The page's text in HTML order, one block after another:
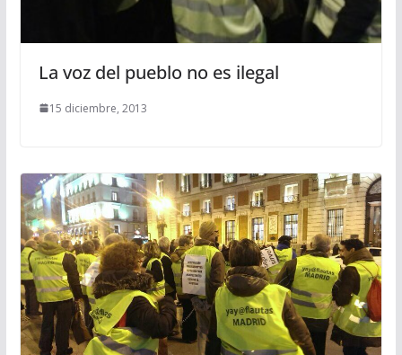
La voz del pueblo no es ilegal
15 diciembre, 2013